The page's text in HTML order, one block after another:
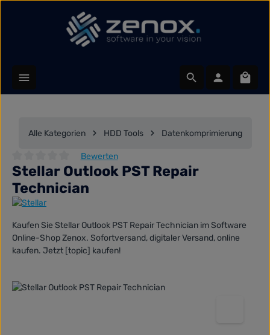
Zum Hauptinhalt springen
Alle Kategorien HDD Tools Datenkomprimierung
Durchschnittliche Bewertung von 0 von 5 Sternen
Bewerten
Stellar Outlook PST Repair
Technician
Kaufen Sie Stellar Outlook PST Repair Technician im Software
Online-Shop Zenox. Sofortversand, digitaler Versand, online
kaufen. Jetzt [topic] kaufen!
Bildergalerie überspringen